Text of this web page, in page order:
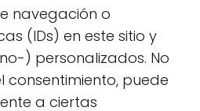
navegación o
(IDs) en este sitio y
) personalizados. No
consentimiento, puede
a ciertas
Esto garantizará que
que favorezcan la